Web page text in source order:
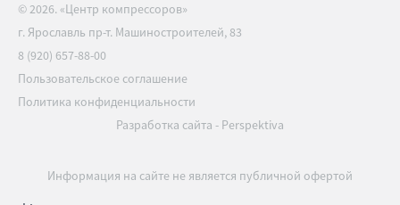
© 2026. «Центр компрессоров»
г. Ярославль пр-т. Машиностроителей, 83
8 (920) 657-88-00
Пользовательское соглашение
Политика конфиденциальности
Разработка сайта - Perspektiva
Информация на сайте не является публичной офертой